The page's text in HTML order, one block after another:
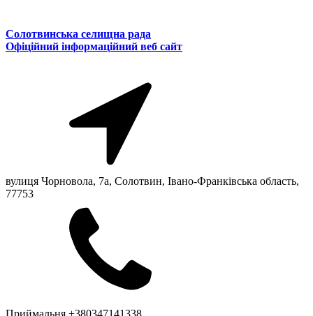
Солотвинська селищна рада
Офіційний інформаційний веб сайт
вулиця Чорновола, 7a, Солотвин, Івано-Франківська область,
77753